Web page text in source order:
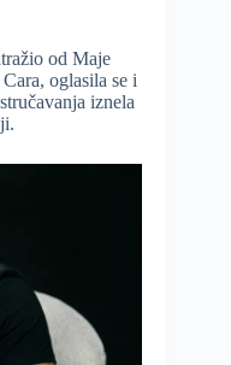
od Maje
oglasila se i
iznela